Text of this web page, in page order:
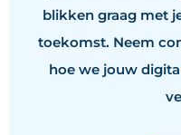
blikken graag met
toekomst. Neem
hoe we jouw